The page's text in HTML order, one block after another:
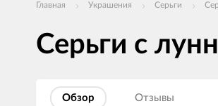
Главная Украшения Серьги
Серьги с
Обзор Отзывы